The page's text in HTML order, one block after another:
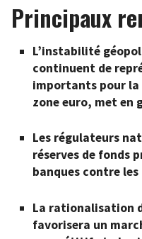
Principaux
L’instabilité
continuent de
importants pour
zone euro, met en
Les régulateurs
réserves de fonds
banques contre
La rationalisation
favorisera un